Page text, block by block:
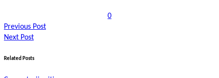
0
Previous Post
Next Post
Related Posts